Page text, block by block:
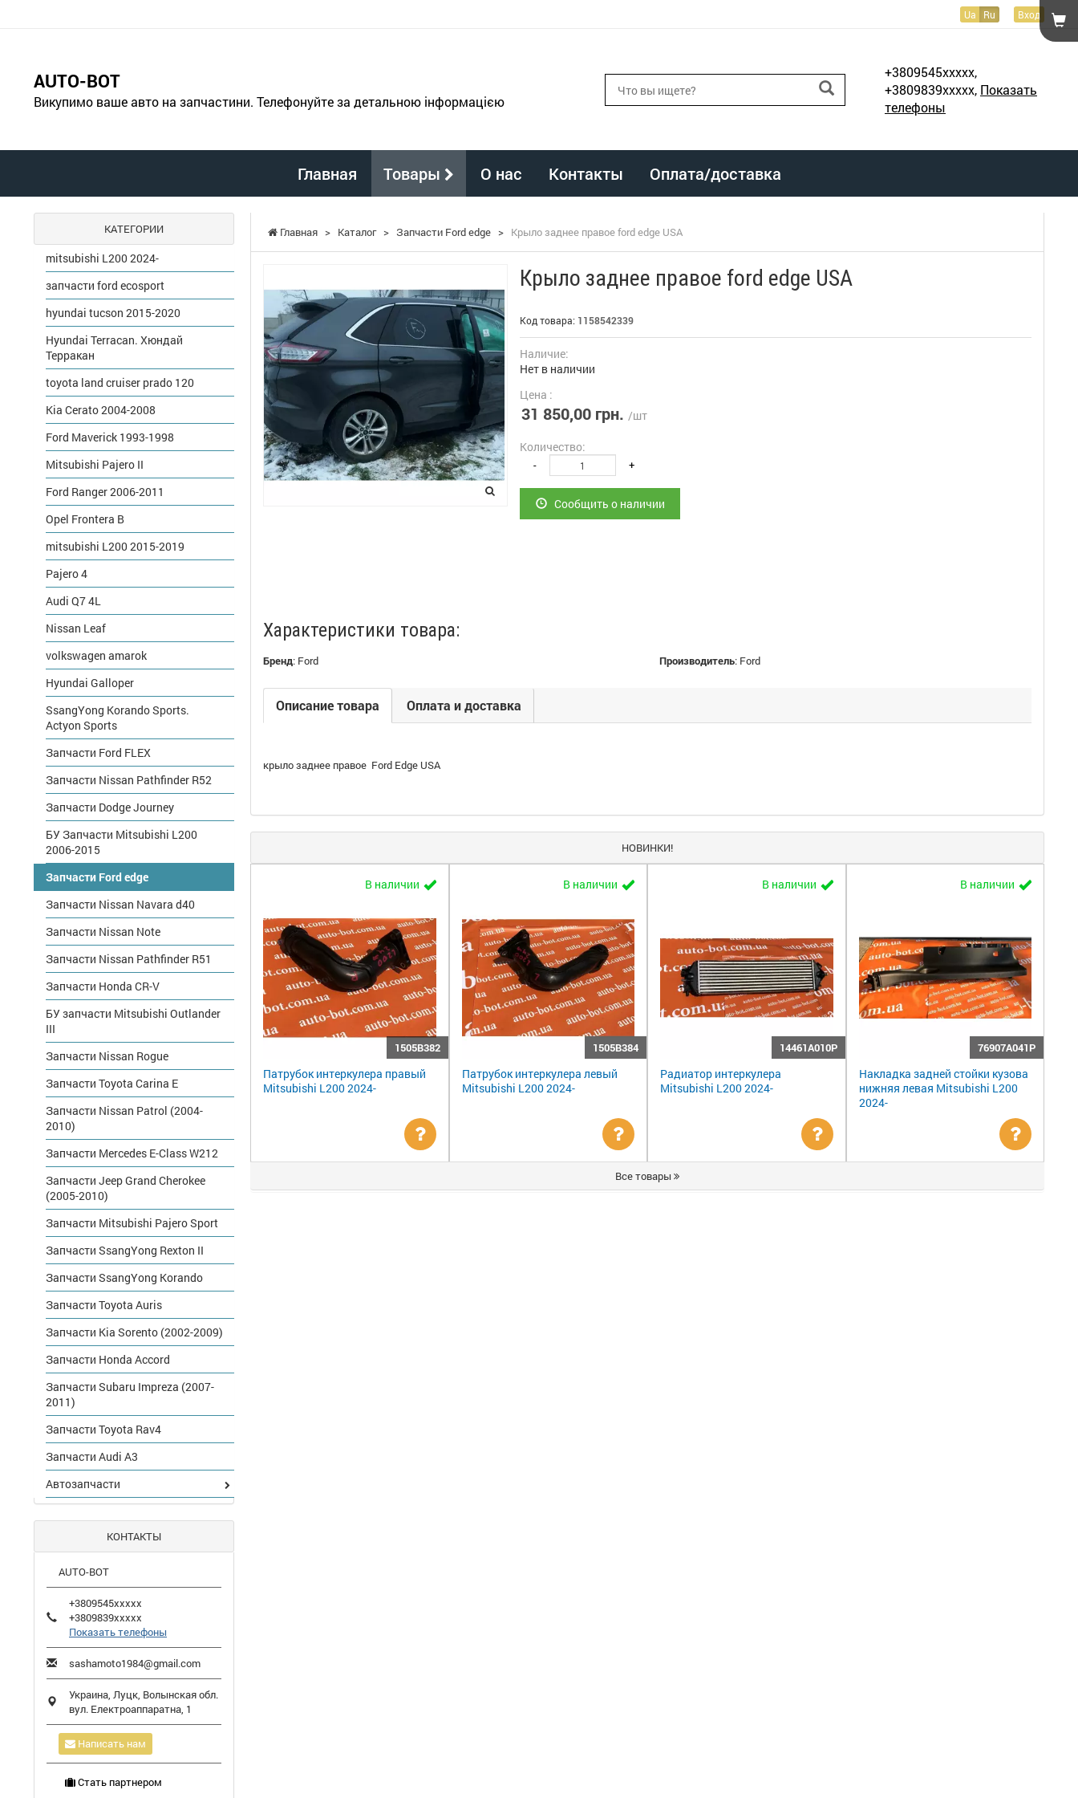
Ua Ru Вход
AUTO-BOT
Викупимо ваше авто на запчастини. Телефонуйте за детальною інформацією
+3809545xxxxx,
+3809839xxxxx, Показать
телефоны
Главная Товары О нас Контакты Оплата/доставка
Главная > Каталог > Запчасти Ford edge > Крыло заднее правое ford edge USA
Крыло заднее правое ford edge USA
Код товара: 1158542339
Наличие:
Нет в наличии
Цена :
31 850,00 грн. /шт
Количество:
- +
Сообщить о наличии
Характеристики товара:
Бренд: Ford Производитель: Ford
Описание товара Оплата и доставка
крыло заднее правое Ford Edge USA
НОВИНКИ!
В наличии
1505B382
Патрубок интеркулера правый
Mitsubishi L200 2024-
Уточнить
цену
В наличии
1505B384
Патрубок интеркулера левый
Mitsubishi L200 2024-
Уточнить
цену
В наличии
14461A010P
Радиатор интеркулера
Mitsubishi L200 2024-
Уточнить
цену
В наличии
76907A041P
Накладка задней стойки кузова
нижняя левая Mitsubishi L200
2024-
цену
Все товары
КАТЕГОРИИ
mitsubishi L200 2024-
запчасти ford ecosport
hyundai tucson 2015-2020
Hyundai Terracan. Хюндай
Терракан
toyota land cruiser prado 120
Kia Cerato 2004-2008
Ford Maverick 1993-1998
Mitsubishi Pajero II
Ford Ranger 2006-2011
Opel Frontera B
mitsubishi L200 2015-2019
Pajero 4
Audi Q7 4L
Nissan Leaf
volkswagen amarok
Hyundai Galloper
SsangYong Korando Sports.
Actyon Sports
Запчасти Ford FLEX
Запчасти Nissan Pathfinder R52
Запчасти Dodge Journey
БУ Запчасти Mitsubishi L200
2006-2015
Запчасти Ford edge
Запчасти Nissan Navara d40
Запчасти Nissan Note
Запчасти Nissan Pathfinder R51
Запчасти Honda CR-V
БУ запчасти Mitsubishi Outlander
III
Запчасти Nissan Rogue
Запчасти Toyota Carina E
Запчасти Nissan Patrol (2004-
2010)
Запчасти Mercedes E-Class W212
Запчасти Jeep Grand Cherokee
(2005-2010)
Запчасти Mitsubishi Pajero Sport
Запчасти SsangYong Rexton II
Запчасти SsangYong Korando
Запчасти Toyota Auris
Запчасти Kia Sorento (2002-2009)
Запчасти Honda Accord
Запчасти Subaru Impreza (2007-
2011)
Запчасти Toyota Rav4
Запчасти Audi A3
Автозапчасти
КОНТАКТЫ
AUTO-BOT
+3809545xxxxx
+3809839xxxxx
Показать телефоны
sashamoto1984@gmail.com
Украина, Луцк, Волынская обл.
вул. Електроаппаратна, 1
Написать нам
Стать партнером